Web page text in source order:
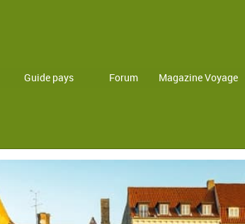
Guide pays Forum Magazine Voyage